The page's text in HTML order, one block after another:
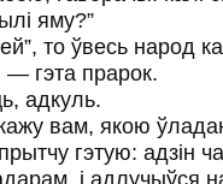
яму?”
то ўвесь народ
— гэта прарок.
адкуль.
вам, якою
гэтую: адзін